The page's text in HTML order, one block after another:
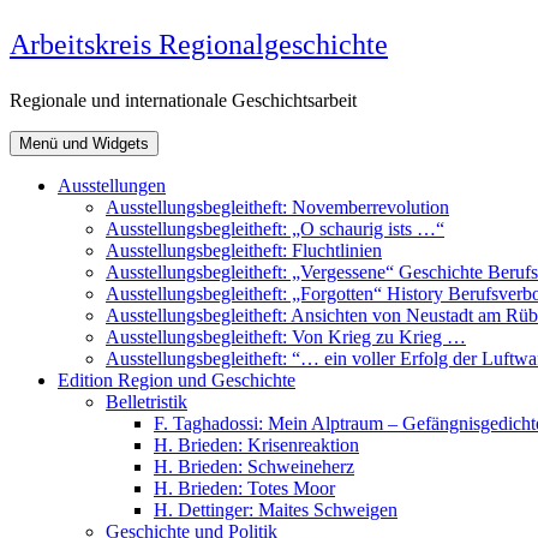
Zum
Inhalt
Arbeitskreis Regionalgeschichte
Regionale und internationale Geschichtsarbeit
Menü und Widgets
Ausstellungen
Ausstellungsbegleitheft: Novemberrevolution
Ausstellungsbegleitheft: „O schaurig ists …“
Ausstellungsbegleitheft: Fluchtlinien
Ausstellungsbegleitheft: „Vergessene“ Geschichte
Ausstellungsbegleitheft: „Forgotten“ History
Ausstellungsbegleitheft: Ansichten von Neustadt am
Ausstellungsbegleitheft: Von Krieg zu Krieg …
Ausstellungsbegleitheft: “… ein voller Erfolg der
Edition Region und Geschichte
Belletristik
F. Taghadossi: Mein Alptraum –
H. Brieden: Krisenreaktion
H. Brieden: Schweineherz
H. Brieden: Totes Moor
H. Dettinger: Maites Schweigen
Geschichte und Politik